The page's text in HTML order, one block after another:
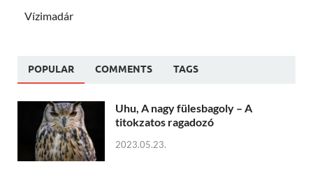
Vízimadár
POPULAR COMMENTS TAGS
Uhu, A nagy fülesbagoly – A
titokzatos ragadozó
2023.05.23.